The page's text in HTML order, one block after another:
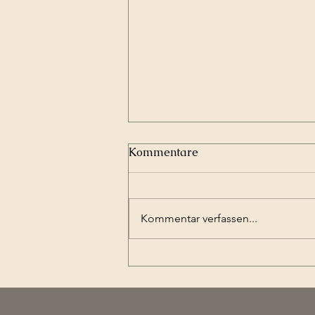
Kommentare
Kommentar verfassen...